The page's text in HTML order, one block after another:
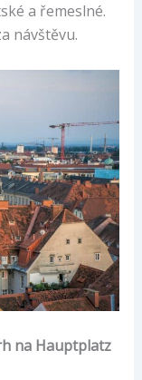
a řemeslné.
návštěvu.
na Hauptplatz